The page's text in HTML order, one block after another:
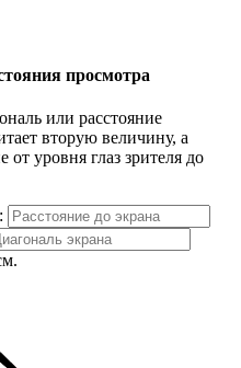
просмотра
или расстояние
вторую величину, а
от уровня глаз зрителя до